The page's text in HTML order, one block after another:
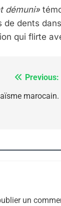
démuni»
de dents
qui flirte
Previous:
marocain.
un
Amandes